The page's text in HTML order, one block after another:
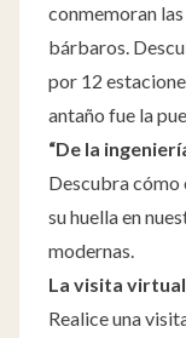
conmemoran
bárbaros.
por 12
antaño fue la
“De la
Descubra cómo
su huella en
modernas.
La visita virtual
Realice una